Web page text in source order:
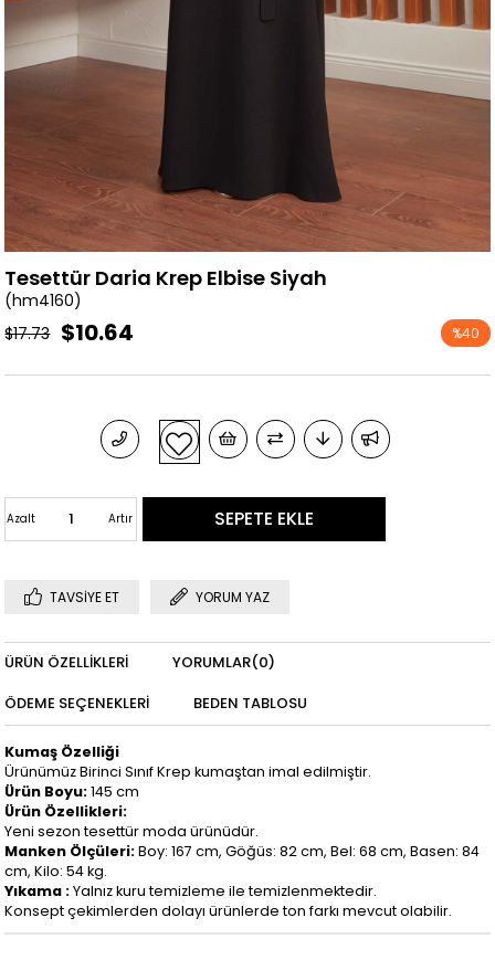
Tesettür Daria Krep Elbise Siyah
(hm4160)
%40
$17.73 $10.64
Artır
Azalt
TAVSIYE ET YORUM YAZ
ÜRÜN ÖZELLIKLERI YORUMLAR(0)
ÖDEME SEÇENEKLERI
BEDEN TABLOSU
Kumaş Özelliği
Ürünümüz Birinci Sınıf Krep kumaştan imal edilmiştir.
Ürün Boyu:145 cm
Ürün Özellikleri:
Yeni sezon tesettür moda ürünüdür.
Manken Ölçüleri:Boy: 167 cm, Göğüs: 82 cm, Bel: 68 cm, Basen: 84
cm, Kilo: 54 kg.
Yıkama :Yalnız kuru temizleme ile temizlenmektedir.
Konsept çekimlerden dolayı ürünlerde ton farkı mevcut olabilir.